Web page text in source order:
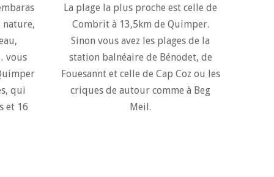
nature,
vous
qui
et 16
La plage la plus proche est celle de
Combrit à 13,5km de Quimper.
Sinon vous avez les plages de la
station balnéaire de Bénodet, de
Fouesannt et celle de Cap Coz ou les
criques de autour comme à Beg
Meil.